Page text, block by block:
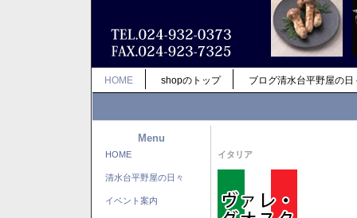
HOME shopのトップ ブログ清水台平野屋の日
Menu
HOME
清水台平野屋の日々
イベント案内
イタリア